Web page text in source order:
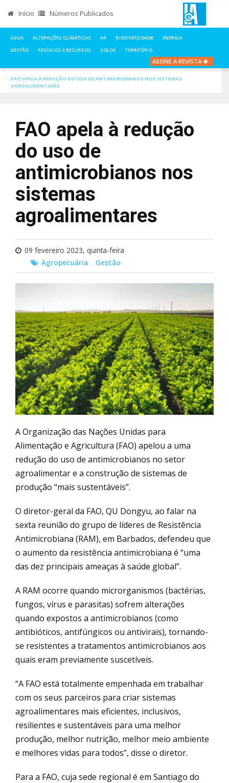
Início Números Publicados
ÁGUA ALTERAÇÕES CLIMÁTICAS AR BIODIVERSIDADE
ENERGIA
GESTÃO
RESÍDUOS E RECURSOS SOLOS TERRITÓRIO
ASSINE A REVISTA
FAO APELA À REDUÇÃO DO USO DE ANTIMICROBIANOS NOS SISTEMAS
AGROALIMENTARES
FAO apela à redução
do uso de
antimicrobianos nos
sistemas
agroalimentares
09 fevereiro 2023, quinta-feira
Agropecuária
Gestão
A Organização das Nações Unidas para
Alimentação e Agricultura (FAO) apelou a uma
redução do uso de antimicrobianos no setor
agroalimentar e a construção de sistemas de
produção “mais sustentáveis”.
O diretor-geral da FAO, QU Dongyu, ao falar na
sexta reunião do grupo de líderes de Resistência
Antimicrobiana (RAM), em Barbados, defendeu que
o aumento da resistência antimicrobiana é “uma
das dez principais ameaças à saúde global”.
A RAM ocorre quando microrganismos (bactérias,
fungos, vírus e parasitas) sofrem alterações
quando expostos a antimicrobianos (como
antibióticos, antifúngicos ou antivirais), tornando-
se resistentes a tratamentos antimicrobianos aos
quais eram previamente suscetíveis.
“A FAO está totalmente empenhada em trabalhar
com os seus parceiros para criar sistemas
agroalimentares mais eficientes, inclusivos,
resilientes e sustentáveis para uma melhor
produção, melhor nutrição, melhor meio ambiente
e melhores vidas para todos”, disse o diretor.
Para a FAO, cuja sede regional é em Santiago do